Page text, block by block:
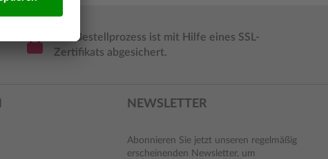
Der Bestellprozess ist mit Hilfe eines SSL-
Zertifikats abgesichert.
NEWSLETTER
Abonnieren Sie jetzt unseren regelmäßig
erscheinenden Newsletter, um